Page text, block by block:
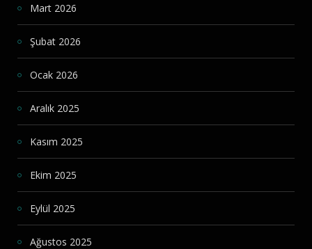
Mart 2026
Şubat 2026
Ocak 2026
Aralık 2025
Kasım 2025
Ekim 2025
Eylül 2025
Ağustos 2025